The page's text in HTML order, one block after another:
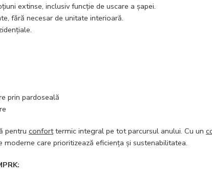
extinse, inclusiv funcție de uscare a șapei.
fără necesar de unitate interioară.
prin pardoseală
pentru conforttermic integral pe tot parcursul anului. Cu un
moderne care prioritizează eficiența și sustenabilitatea.